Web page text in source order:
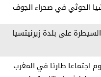
الحوثي في صحراء الجوف
على بلدة زيرنيتسيا
اجتماعا طارئا في المغرب